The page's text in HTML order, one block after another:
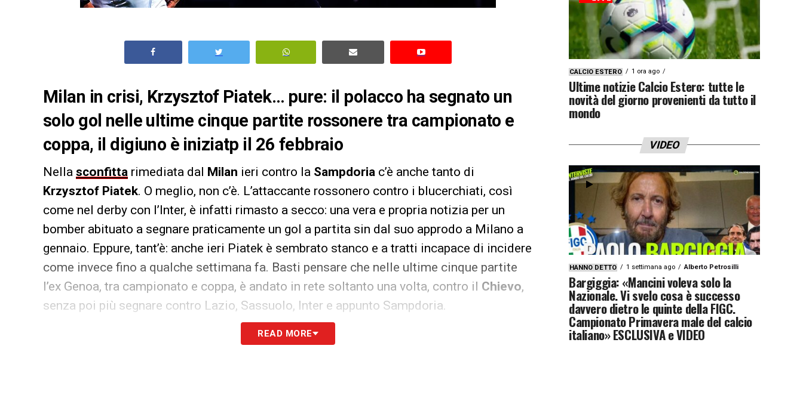
Milan in crisi, Krzysztof Piatek… pure: il polacco ha segnato un
solo gol nelle ultime cinque partite rossonere tra campionato e
coppa, il digiuno è iniziatp il 26 febbraio
Nella sconfitta rimediata dal Milan ieri contro la Sampdoria c’è anche tanto di
Krzysztof Piatek. O meglio, non c’è. L’attaccante rossonero contro i blucerchiati, così
come nel derby con l’Inter, è infatti rimasto a secco: una vera e propria notizia per un
bomber abituato a segnare praticamente un gol a partita sin dal suo approdo a Milano a
gennaio. Eppure, tant’è: anche ieri Piatek è sembrato stanco e a tratti incapace di incidere
come invece fino a qualche settimana fa. Basti pensare che nelle ultime cinque partite
l’ex Genoa, tra campionato e coppa, è andato in rete soltanto una volta, contro il Chievo,
senza poi più segnare contro Lazio, Sassuolo, Inter e appunto Sampdoria.
Dal punto di vista temporale, Piatek è ufficialmente a digiuno dallo scorso
READ MORE
CALCIO ESTERO 1 ora ago
Ultime notizie Calcio Estero: tutte le
novità del giorno provenienti da tutto il
mondo
VIDEO
HANNO DETTO 1 settimana ago Alberto Petrosilli
Bargiggia: «Mancini voleva solo la
Nazionale. Vi svelo cosa è successo
davvero dietro le quinte della FIGC.
Campionato Primavera male del calcio
italiano» ESCLUSIVA e VIDEO